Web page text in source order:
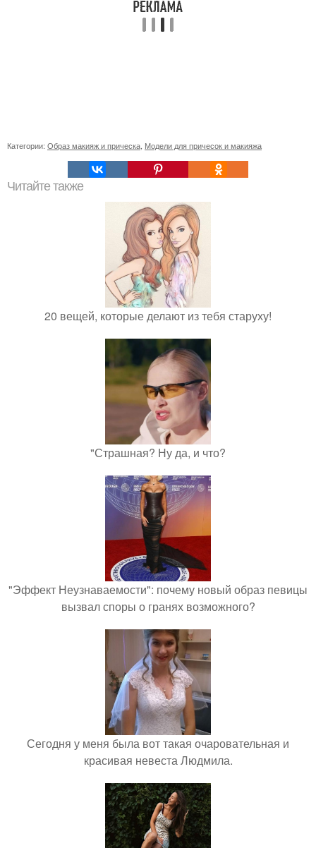
Категории: Образ макияж и прическа Модели для причесок и макияжа
Читайте также
20 вещей, которые делают из тебя старуху!
"Страшная? Ну да, и что?
"Эффект Неузнаваемости": почему новый образ певицы
вызвал споры о гранях возможного?
Сегодня у меня была вот такая очаровательная и
красивая невеста Людмила.